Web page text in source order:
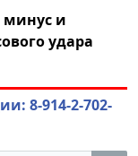
и
удара
8-914-2-702-